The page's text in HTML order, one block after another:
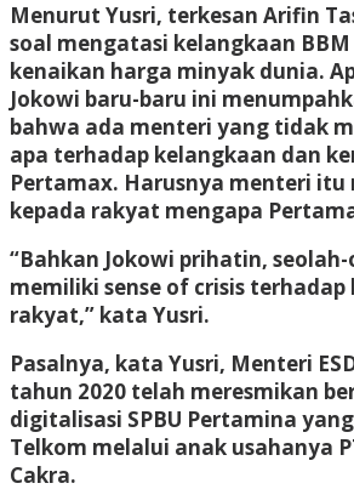
Menurut Yusri, terkesan Arifin
soal mengatasi kelangkaan BBM
kenaikan harga minyak dunia.
Jokowi baru-baru ini
bahwa ada menteri yang tidak
apa terhadap kelangkaan dan
Pertamax. Harusnya menteri itu
kepada rakyat mengapa
“Bahkan Jokowi prihatin,
memiliki sense of crisis terhadap
rakyat,” kata Yusri.
Pasalnya, kata Yusri, Menteri
tahun 2020 telah meresmikan
digitalisasi SPBU Pertamina
Telkom melalui anak usahanya
Cakra.